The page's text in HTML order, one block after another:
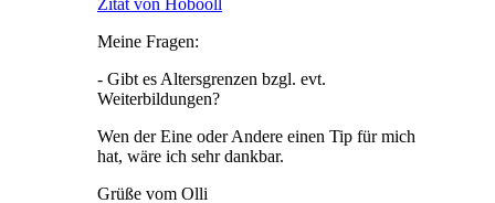
Meine Fragen:
- Gibt es Altersgrenzen bzgl. evt.
Weiterbildungen?
Wen der Eine oder Andere einen Tip für mich
hat, wäre ich sehr dankbar.
Grüße vom Olli